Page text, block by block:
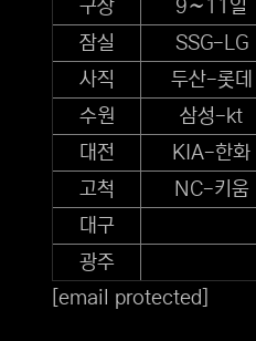
구장 9∼11일
잠실
SSG-LG
사직
두산-롯데
수원
삼성-kt
대전
KIA-한화
고척
NC-키움
대구
광주
[email protected]